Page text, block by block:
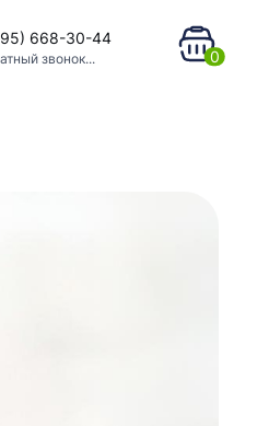
668-30-44
звонок... 0